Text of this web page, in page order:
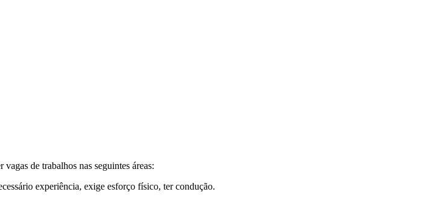
de trabalhos nas seguintes áreas:
experiência, exige esforço físico, ter condução.